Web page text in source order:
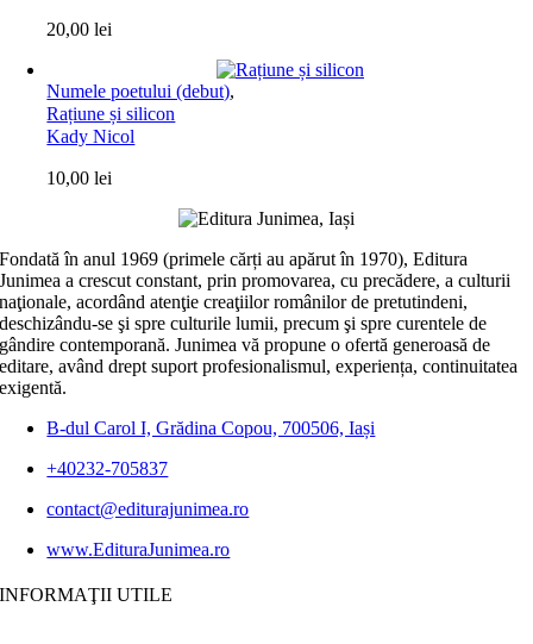
20,00lei
Numele poetului (debut),
Rațiune și silicon
Kady Nicol
10,00lei
Fondată în anul 1969 (primele cărți au apărut în 1970), Editura
Junimea a crescut constant, prin promovarea, cu precădere, a culturii
naţionale, acordând atenţie creaţiilor românilor de pretutindeni,
deschizându-se şi spre culturile lumii, precum şi spre curentele de
gândire contemporană. Junimea vă propune o ofertă generoasă de
editare, având drept suport profesionalismul, experiența, continuitatea
exigentă.
B-dul Carol I, Grădina Copou, 700506, Iași
+40232-705837
contact@editurajunimea.ro
www.EdituraJunimea.ro
INFORMAŢII UTILE